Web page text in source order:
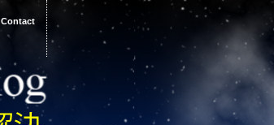
Contact